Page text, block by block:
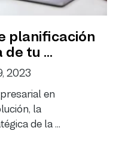
planificación
tu ...
2023
en
la
de la ...